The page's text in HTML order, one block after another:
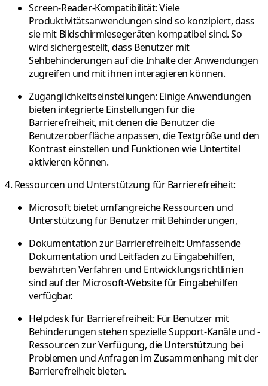
Screen-Reader-Kompatibilität: Viele
Produktivitätsanwendungen sind so konzipiert, dass
sie mit Bildschirmlesegeräten kompatibel sind. So
wird sichergestellt, dass Benutzer mit
Sehbehinderungen auf die Inhalte der Anwendungen
zugreifen und mit ihnen interagieren können.
Zugänglichkeitseinstellungen: Einige Anwendungen
bieten integrierte Einstellungen für die
Barrierefreiheit, mit denen die Benutzer die
Benutzeroberfläche anpassen, die Textgröße und den
Kontrast einstellen und Funktionen wie Untertitel
aktivieren können.
4. Ressourcen und Unterstützung für Barrierefreiheit:
Microsoft bietet umfangreiche Ressourcen und
Unterstützung für Benutzer mit Behinderungen,
Dokumentation zur Barrierefreiheit: Umfassende
Dokumentation und Leitfäden zu Eingabehilfen,
bewährten Verfahren und Entwicklungsrichtlinien
sind auf der Microsoft-Website für Eingabehilfen
verfügbar.
Helpdesk für Barrierefreiheit: Für Benutzer mit
Behinderungen stehen spezielle Support-Kanäle und -
Ressourcen zur Verfügung, die Unterstützung bei
Problemen und Anfragen im Zusammenhang mit der
Barrierefreiheit bieten.